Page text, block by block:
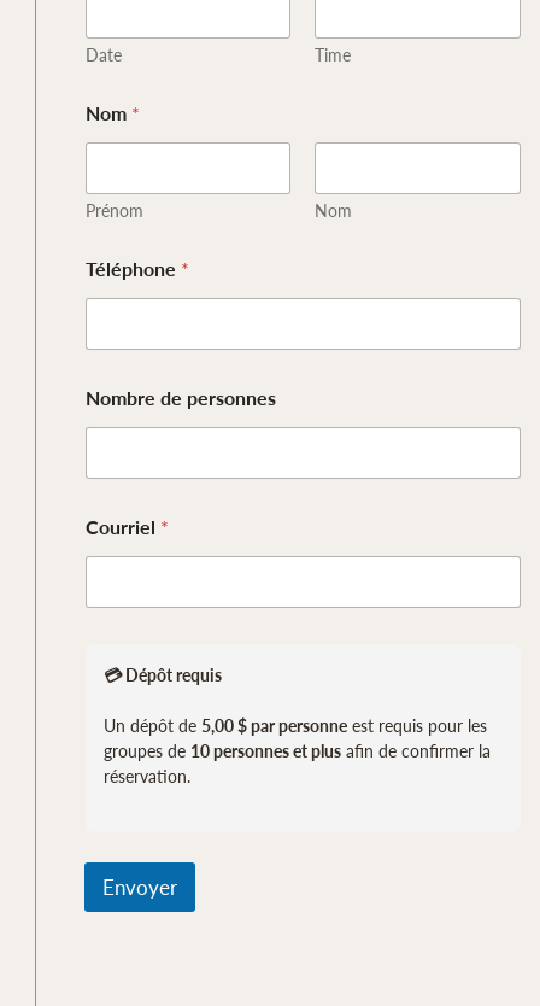
e
N
C
o
r
r
e
Date Time
Nom *
Prénom Nom
Téléphone *
Nombre de personnes
Courriel *
💳 Dépôt requis
Un dépôt de 5,00 $ par personneest requis pour les
groupes de 10 personnes et plusafin de confirmer la
réservation.
Envoyer